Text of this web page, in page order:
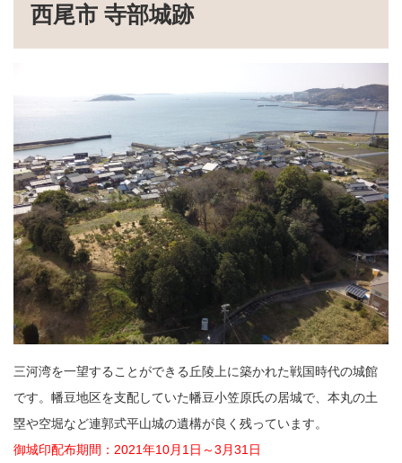
西尾市 寺部城跡
三河湾を一望することができる丘陵上に築かれた戦国時代の城館
です。幡豆地区を支配していた幡豆小笠原氏の居城で、本丸の土
塁や空堀など連郭式平山城の遺構が良く残っています。
御城印配布期間：2021年10月1日～3月31日